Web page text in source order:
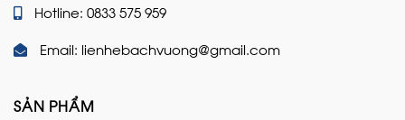
Hotline: 0833 575 959
Email: lienhebachvuong@gmail.com
SẢN PHẨM